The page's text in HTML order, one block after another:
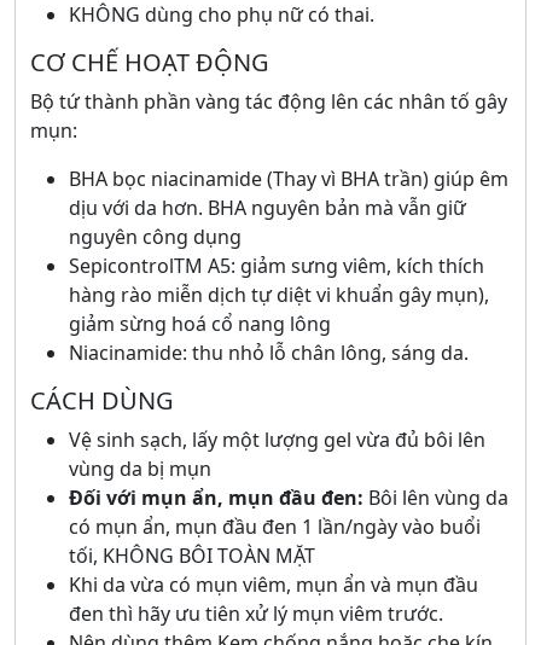
KHÔNG dùng cho phụ nữ có thai.
CƠ CHẾ HOẠT ĐỘNG
Bộ tứ thành phần vàng tác động lên các nhân tố gây
mụn:
BHA bọc niacinamide (Thay vì BHA trần) giúp êm
dịu với da hơn. BHA nguyên bản mà vẫn giữ
nguyên công dụng
SepicontrolTM A5: giảm sưng viêm, kích thích
hàng rào miễn dịch tự diệt vi khuẩn gây mụn),
giảm sừng hoá cổ nang lông
Niacinamide: thu nhỏ lỗ chân lông, sáng da.
CÁCH DÙNG
Vệ sinh sạch, lấy một lượng gel vừa đủ bôi lên
vùng da bị mụn
Đối với mụn ẩn, mụn đầu đen: Bôi lên vùng da
có mụn ẩn, mụn đầu đen 1 lần/ngày vào buổi
tối, KHÔNG BÔI TOÀN MẶT
Khi da vừa có mụn viêm, mụn ẩn và mụn đầu
đen thì hãy ưu tiên xử lý mụn viêm trước.